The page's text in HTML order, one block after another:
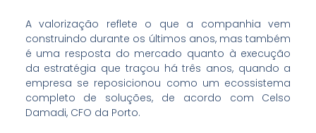
A valorização reflete o que a companhia vem
construindo durante os últimos anos, mas também
é uma resposta do mercado quanto à execução
da estratégia que traçou há três anos, quando a
empresa se reposicionou como um ecossistema
completo de soluções, de acordo com Celso
Damadi, CFO da Porto.